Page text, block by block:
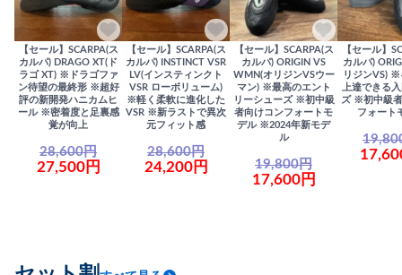
【セール】SCARPA(ス
カルパ) DRAGO XT(ド
ラゴ XT) ※ドラゴファ
ン待望の最終形 ※超好
評の新開発ハニカムヒ
ール ※密着度と足裏感
覚が向上
28,600円
27,500円
【セール】SCARPA(ス
カルパ) INSTINCT VSR
LV(インスティンクト
VSR ローボリューム)
※軽く柔軟に進化した
VSR ※新ラストで異次
元フィット感
28,600円
24,200円
【セール】SCARPA(ス
カルパ) ORIGIN VS
WMN(オリジンVSウー
マン) ※最高のエント
リーシューズ ※初中級
者向けコンフォートモ
デル ※2024年新モデ
ル
19,800円
17,600円
【セール】
カルパ)
リジンVS) ※
上達できる
ズ ※初中級
フォート